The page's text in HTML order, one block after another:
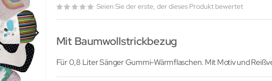
Seien Sie der erste, der dieses Produkt bewertet
Mit Baumwollstrickbezug
Für 0,8 Liter Sänger Gummi-Wärmflaschen. Mit Motiv und